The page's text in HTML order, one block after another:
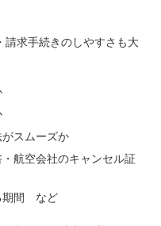
請求手続きのしやすさも大
スムーズか
航空会社のキャンセル証
期間 など